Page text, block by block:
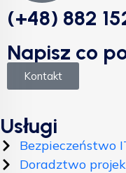
(+48) 882
Napisz co
Kontakt
Usługi
Bezpieczeństwo
Doradztwo